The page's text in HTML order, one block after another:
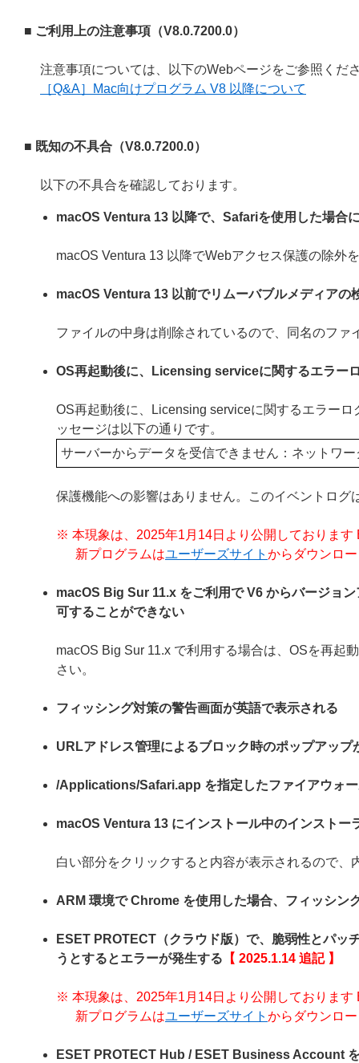
■ ご利用上の注意事項（V8.0.7200.0）
注意事項については、以下のWebページをご参照くだ
［Q&A］Mac向けプログラム V8 以降について
■ 既知の不具合（V8.0.7200.0）
以下の不具合を確認しております。
macOS Ventura 13 以降で、Safariを使用した場合
macOS Ventura 13 以降でWebアクセス保護の除外
macOS Ventura 13 以前でリムーバブルメディアの
ファイルの中身は削除されているので、同名のファ
OS再起動後に、Licensing serviceに関するエラー
OS再起動後に、Licensing serviceに関するエラー
ッセージは以下の通りです。
サーバーからデータを受信できません：ネットワ
保護機能への影響はありません。このイベントログ
※ 本現象は、2025年1月14日より公開しておりま
新プログラムはユーザーズサイト からダウンロ
macOS Big Sur 11.x をご利用で V6 からバージョ
可することができない
macOS Big Sur 11.x で利用する場合は、OSを再起
さい。
フィッシング対策の警告画面が英語で表示される
URLアドレス管理によるブロック時のポップアップ
/Applications/Safari.app を指定したファイアウォ
macOS Ventura 13 にインストール中のインスト
白い部分をクリックすると内容が表示されるので
ARM 環境で Chrome を使用した場合、フィッシン
ESET PROTECT（クラウド版）で、脆弱性とパッ
うとするとエラーが発生する 【 2025.1.14 追記 】
※ 本現象は、2025年1月14日より公開しておりま
新プログラムはユーザーズサイト からダウンロ
ESET PROTECT Hub / ESET Business Account